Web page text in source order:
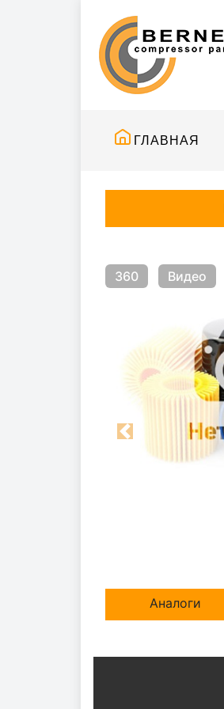
ГЛАВНАЯ
360 Видео
Previous
Аналоги